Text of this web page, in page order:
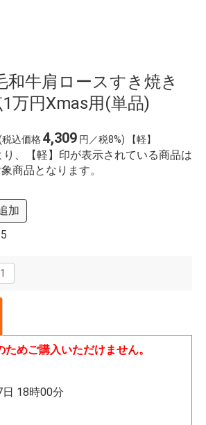
和牛肩ロースすき焼き
万円Xmas用(単品)
税込価格4,309 円／税8%) 【軽】
、【軽】印が表示されている商品は
商品となります。
加
5
めご購入いただけません。
18時00分